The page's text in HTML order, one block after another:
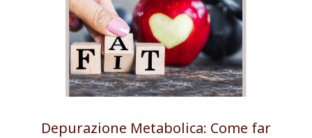
Depurazione Metabolica: Come far